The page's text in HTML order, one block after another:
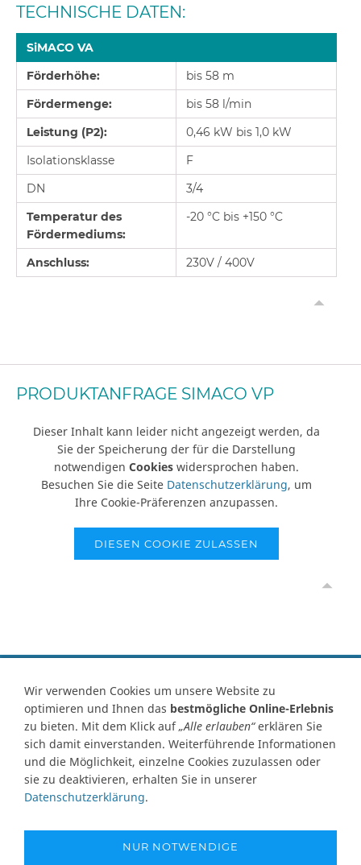
TECHNISCHE DATEN:
SiMACO VA
Förderhöhe:
bis 58 m
Fördermenge:
bis 58 l/min
Leistung (P2):
0,46 kW bis 1,0 kW
Isolationsklasse
F
DN
3/4
Temperatur des
Fördermediums:
-20 °C bis +150 °C
Anschluss: 230V / 400V
PRODUKTANFRAGE SIMACO VP
Dieser Inhalt kann leider nicht angezeigt werden, da
Sie der Speicherung der für die Darstellung
notwendigen Cookies widersprochen haben.
Besuchen Sie die Seite Datenschutzerklärung, um
Ihre Cookie-Präferenzen anzupassen.
DIESEN COOKIE ZULASSEN
Vertrag widerrufen
Kontakt Ersatzteile-AnfrageZahlungsartenVersand
WiderrufsrechtWiderrufsformularAGB Datenschutz
ImpressumIhre Cookie Einstellungen
Abbildungen können von Originalware abweichen! Angabe von
technischen Daten und Lieferzeit unter Vorbehalt.
Wir verwenden Cookies um unsere Website zu
optimieren und Ihnen das bestmögliche Online-Erlebnis
zu bieten. Mit dem Klick auf„Alle erlauben“erklären Sie
sich damit einverstanden. Weiterführende Informationen
und die Möglichkeit, einzelne Cookies zuzulassen oder
sie zu deaktivieren, erhalten Sie in unserer
Datenschutzerklärung.
NUR NOTWENDIGE